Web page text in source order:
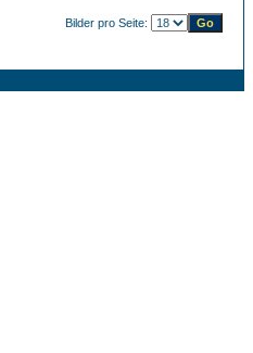
Bilder pro Seite: